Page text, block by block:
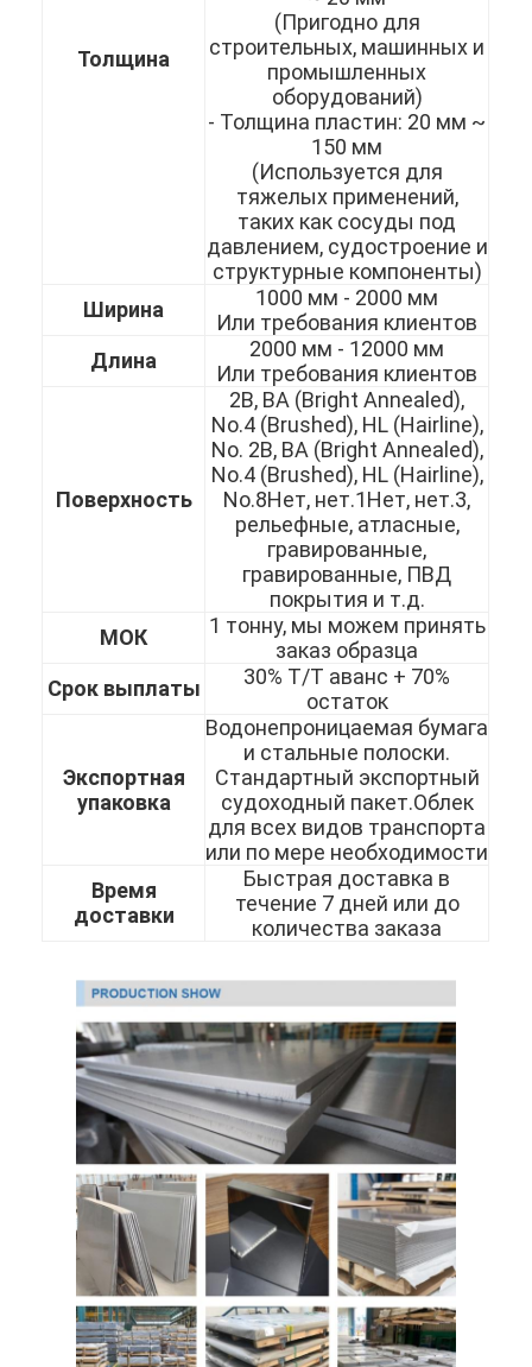
Экскурсия по заводу
Контроль качества
Свяжитесь с нами
холоднопрокатный лист нержавеющей стали
Холоднопрокатная катушка нержавеющей стали
горячекатаный лист нержавеющей стали
Горячекатаная катушка нержавеющей стали
304 листы из нержавеющей стали
Труба нержавеющей стали 304
Труба из нержавеющей стали 316L
2205 Плитка из нержавеющей стали
Отполированная плита нержавеющей стали
декоративная трубка из нержавеющей стали
бар нержавеющей стали
Алюминиевый материал
Медный материал
Толщина
(Пригодно для
строительных, машинных и
промышленных
оборудований)
- Толщина пластин: 20 мм ~
150 мм
(Используется для
тяжелых применений,
таких как сосуды под
давлением, судостроение и
структурные компоненты)
Ширина
1000 мм - 2000 мм
Или требования клиентов
Длина
2000 мм - 12000 мм
Или требования клиентов
Поверхность
2B, BA (Bright Annealed),
No.4 (Brushed), HL (Hairline),
No. 2B, BA (Bright Annealed),
No.4 (Brushed), HL (Hairline),
No.8Нет, нет.1Нет, нет.3,
рельефные, атласные,
гравированные,
гравированные, ПВД
покрытия и т.д.
МОК
1 тонну, мы можем принять
заказ образца
Срок выплаты
30% Т/Т аванс + 70%
остаток
Экспортная
упаковка
Водонепроницаемая бумага
и стальные полоски.
Стандартный экспортный
судоходный пакет.Облек
для всех видов транспорта
или по мере необходимости
Время
доставки
Быстрая доставка в
течение 7 дней или до
количества заказа